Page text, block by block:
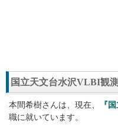
国立天文台水沢VLBI観
本間希樹さんは、現在、 『
職に就いています。